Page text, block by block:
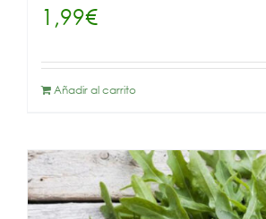
1,99€
Añadir al carrito